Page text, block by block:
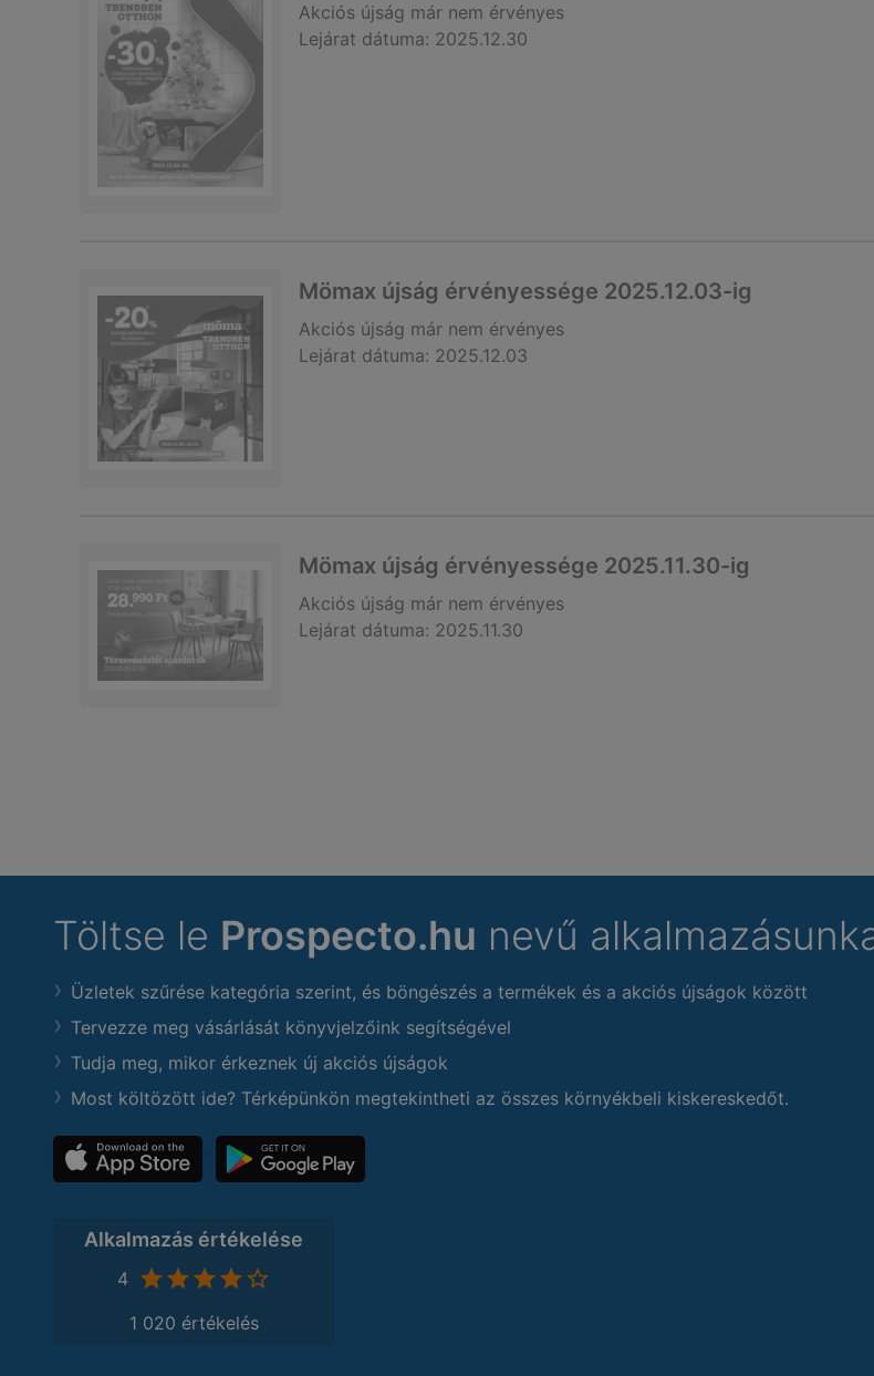
Akciós újság már nem érvényes
Lejárat dátuma: 2025.12.30
Mömax újság érvényessége 2025.12.03-ig
Akciós újság már nem érvényes
Lejárat dátuma: 2025.12.03
Mömax újság érvényessége 2025.11.30-ig
Akciós újság már nem érvényes
Lejárat dátuma: 2025.11.30
Töltse le Prospecto.hu nevű
Üzletek szűrése kategória szerint, és böngészés a termékek és a akciós újságok között
Tervezze meg vásárlását könyvjelzőink segítségével
Tudja meg, mikor érkeznek új akciós újságok
Most költözött ide? Térképünkön megtekintheti az összes környékbeli kiskereskedőt.
Alkalmazás értékelése
4
1 020 értékelés